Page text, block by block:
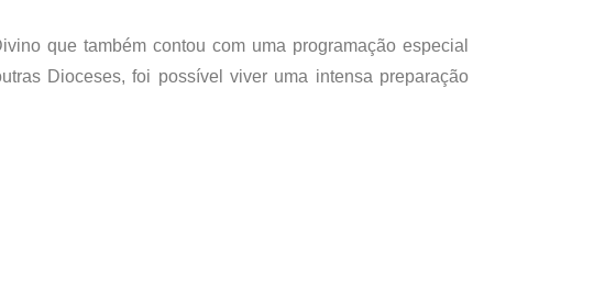
que também contou com uma programação especial
Dioceses, foi possível viver uma intensa preparação